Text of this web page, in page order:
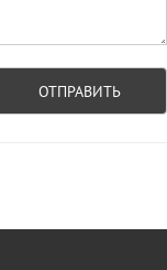
ОТПРАВИТЬ